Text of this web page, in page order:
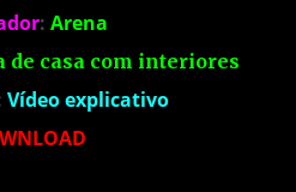
: Arena
de casa com interiores
Vídeo explicativo